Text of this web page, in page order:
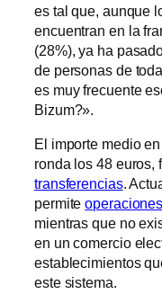
es tal que, aunque
encuentran en la
(28%), ya ha
de personas de
es muy frecuente
Bizum?».
El importe medio
ronda los 48 euros,
transferencias.
permiteoperaciones
mientras que no
en un comercio
establecimientos
este sistema.